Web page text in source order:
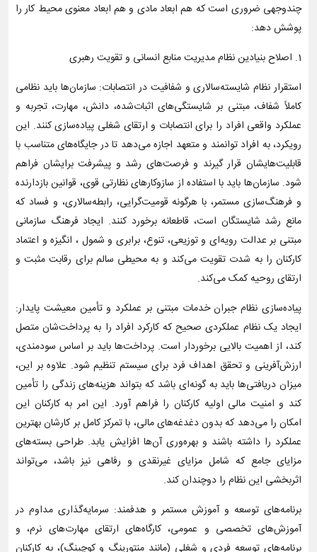
چندوجهی ضروری است که هم ابعاد مادی و هم ابعاد معنوی محیط کار را
پوشش دهد:
1. اصلاح بنیادین نظام مدیریت منابع انسانی و تقویت رهبری
استقرار نظام شایسته‌سالاری و شفافیت در انتصابات: سازمان‌ها باید نظامی
کاملاً شفاف، مبتنی بر شایستگی‌های اثبات‌شده، دانش، مهارت، تجربه و
عملکرد واقعی افراد را برای انتصابات و ارتقای شغلی پیاده‌سازی کنند. این
رویکرد، به افراد توانمند و متعهد اجازه می‌دهد تا در جایگاه‌های متناسب با
قابلیت‌هایشان قرار گیرند و فرصت‌های رشد و پیشرفت برایشان فراهم
شود. سازمان‌ها باید با استفاده از سازوکارهای نظارتی قوی، قوانین بازدارنده
و فرهنگ‌سازی مستمر، با هرگونه قومیت‌گرایی، رابطه‌سالاری، و فساد که
مانع رشد شایستگان است، قاطعانه برخورد کنند. ایجاد فرهنگ سازمانی
مبتنی بر عدالت رویه‌ای و توزیعی، تنوع، برابری و شمول ، انگیزه و اعتماد
کارکنان را به شدت تقویت می‌کند و به محیطی سالم برای رقابت مثبت و
ارتقای روحیه کمک می‌کند.
پیاده‌سازی نظام جبران خدمات مبتنی بر عملکرد و تأمین معیشت پایدار:
ایجاد یک نظام عملکردی صحیح که کارکرد افراد را به پرداخت‌شان متصل
کند، از اهمیت بالایی برخوردار است. پرداخت‌ها باید بر اساس سودمندی،
ارزش‌آفرینی و تحقق اهداف فرد برای سیستم تنظیم شود. علاوه بر این،
میزان دریافتی‌ها باید به گونه‌ای باشد که بتواند هزینه‌های زندگی را تأمین
کند و امنیت مالی اولیه کارکنان را فراهم آورد. این امر به کارکنان این
امکان را می‌دهد که بدون دغدغه‌های مالی، با تمرکز کامل بر کارشان بهترین
عملکرد را داشته باشند و بهره‌وری آن‌ها افزایش یابد. طراحی بسته‌های
مزایای جامع که شامل مزایای غیرنقدی و رفاهی نیز باشد، می‌تواند
اثربخشی این نظام را دوچندان کند.
برنامه‌های توسعه و آموزش مستمر و هدفمند: سرمایه‌گذاری مداوم در
آموزش‌های تخصصی و عمومی، کارگاه‌های ارتقای مهارت‌های نرم، و
برنامه‌های توسعه فردی و شغلی (مانند منتورینگ و کوچینگ)، به کارکنان